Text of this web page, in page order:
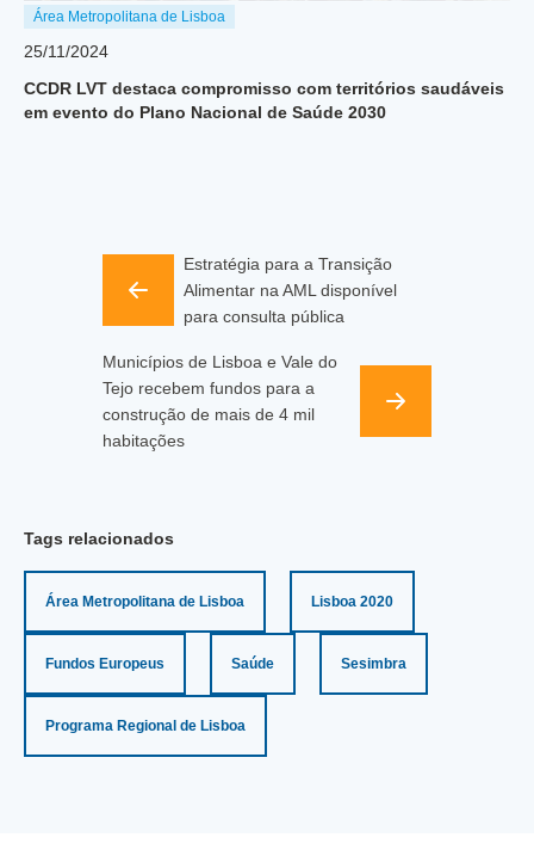
Área Metropolitana de Lisboa
25/11/2024
CCDR LVT destaca compromisso com territórios saudáveis
em evento do Plano Nacional de Saúde 2030
Estratégia para a Transição
Alimentar na AML disponível
para consulta pública
Municípios de Lisboa e Vale do
Tejo recebem fundos para a
construção de mais de 4 mil
habitações
Tags relacionados
Área Metropolitana de Lisboa Lisboa 2020
Fundos Europeus Saúde Sesimbra
Programa Regional de Lisboa